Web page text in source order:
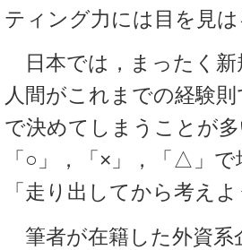
ティング力には目を見
日本では，まったく新
人間がこれまでの経験
で決めてしまうことが
「○」，「×」，「△」
「走り出してから考え
筆者が在籍した外資系